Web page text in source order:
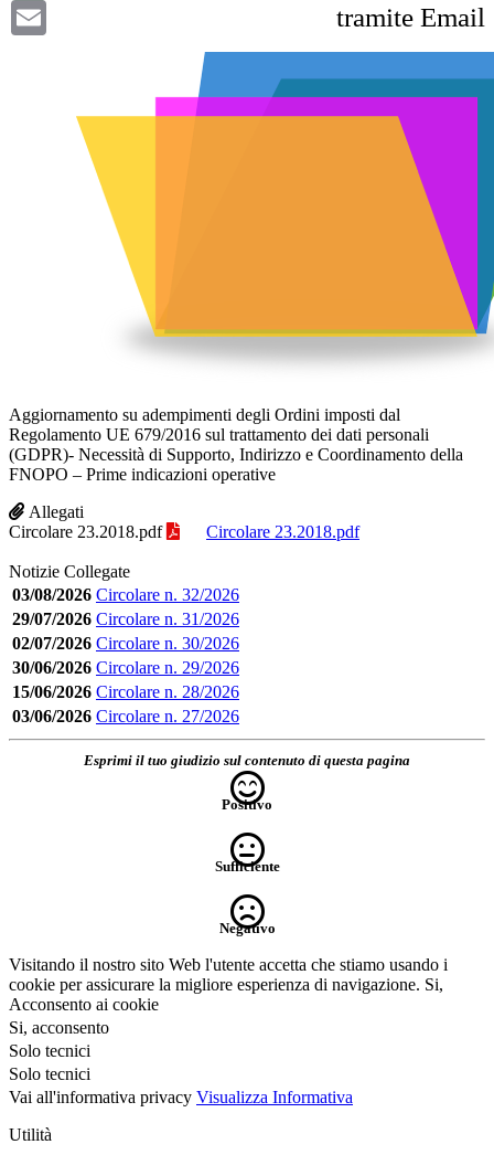
tramite Email
Aggiornamento su adempimenti degli Ordini imposti dal
Regolamento UE 679/2016 sul trattamento dei dati personali
(GDPR)- Necessità di Supporto, Indirizzo e Coordinamento della
FNOPO – Prime indicazioni operative
Allegati
Circolare 23.2018.pdf
Circolare 23.2018.pdf
Notizie Collegate
03/08/2026 Circolare n. 32/2026
29/07/2026 Circolare n. 31/2026
02/07/2026 Circolare n. 30/2026
30/06/2026 Circolare n. 29/2026
15/06/2026 Circolare n. 28/2026
03/06/2026 Circolare n. 27/2026
Esprimi il tuo giudizio sul contenuto di questa pagina
Positivo
Sufficiente
Negativo
Visitando il nostro sito Web l'utente accetta che stiamo usando i
cookie per assicurare la migliore esperienza di navigazione. Si,
Acconsento ai cookie
Si, acconsento
Solo tecnici
Solo tecnici
Vai all'informativa privacy Visualizza Informativa
Utilità